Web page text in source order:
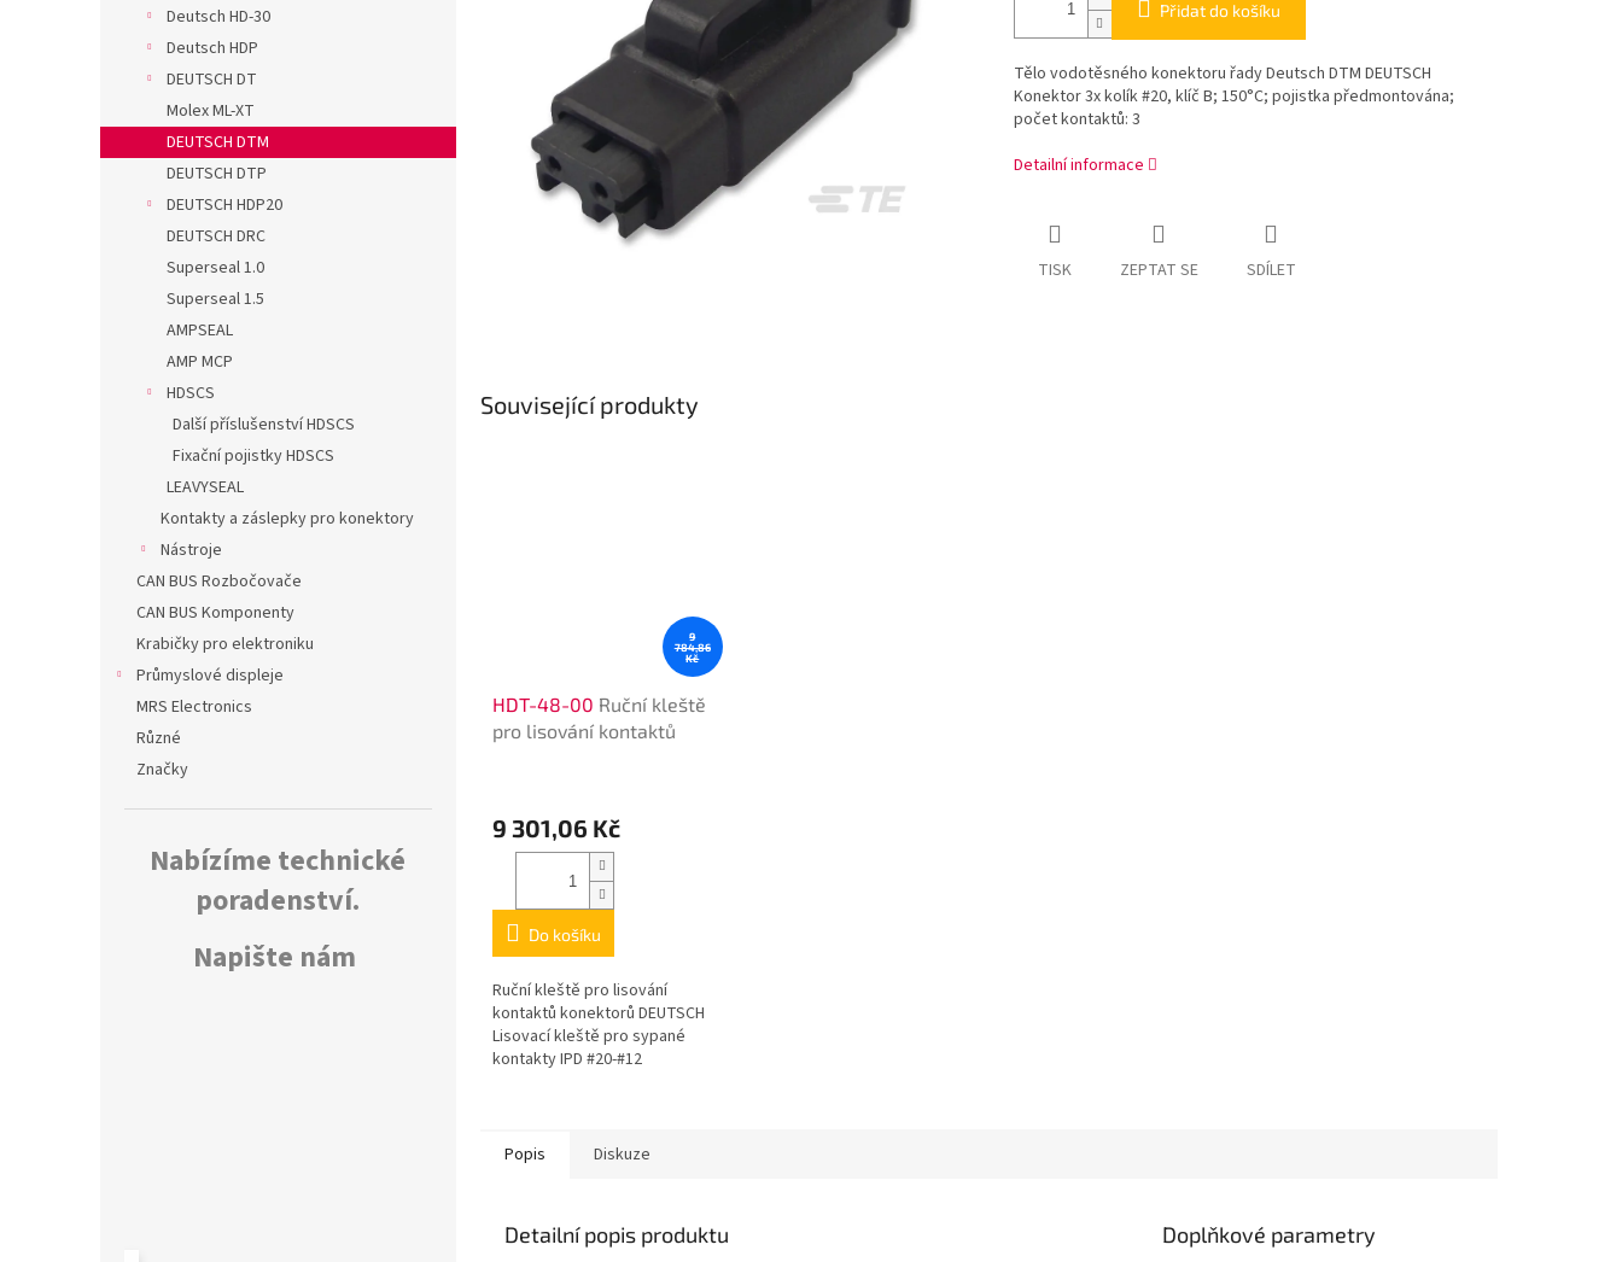
Deutsch HD-30
Deutsch HDP
DEUTSCH DT
Molex ML-XT
DEUTSCH DTM
DEUTSCH DTP
DEUTSCH HDP20
DEUTSCH DRC
Superseal 1.0
Superseal 1.5
AMPSEAL
AMP MCP
HDSCS
Další příslušenství HDSCS
Fixační pojistky HDSCS
LEAVYSEAL
Kontakty a záslepky pro konektory
Nástroje
CAN BUS Rozbočovače
CAN BUS Komponenty
Krabičky pro elektroniku
Průmyslové displeje
MRS Electronics
Různé
Značky
Nabízíme technické
poradenství.
Napište nám
Přidat do košíku
Tělo vodotěsného konektoru řady Deutsch DTM DEUTSCH
Konektor 3x kolík #20, klíč B; 150°C; pojistka předmontována;
počet kontaktů: 3
Detailní informace
TISK ZEPTAT SE SDÍLET
Související produkty
9
784,86
Kč
HDT-48-00 Ruční kleště
pro lisování kontaktů
9 301,06 Kč
Do košíku
Ruční kleště pro lisování
kontaktů konektorů DEUTSCH
Lisovací kleště pro sypané
kontakty IPD #20-#12
Popis Diskuze
Detailní popis produktu Doplňkové parametry